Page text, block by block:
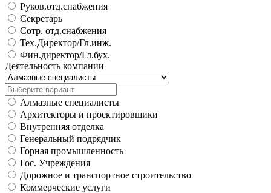
Руков.отд.снабжения
Секретарь
Сотр. отд.снабжения
Тех.Директор/Гл.инж.
Фин.директор/Гл.бух.
Деятельность компании
Алмазные специалисты
Архитекторы и проектировщики
Внутренняя отделка
Генеральный подрядчик
Горная промышленность
Гос. Учреждения
Дорожное и транспортное строительство
Коммерческие услуги